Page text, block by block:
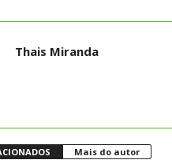
Thais Miranda
Mais do autor